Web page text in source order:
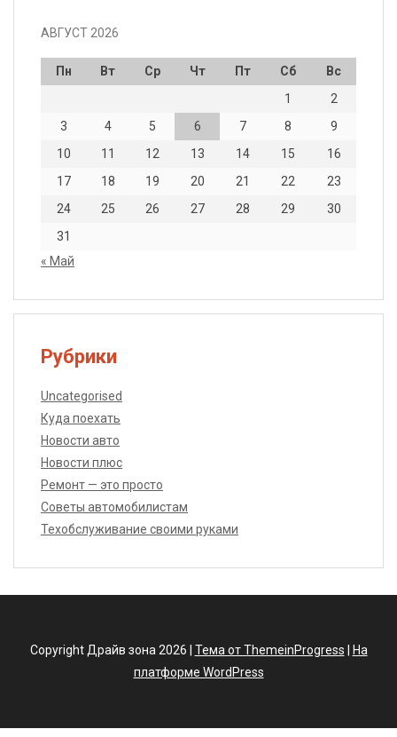
АВГУСТ 2026
Пн Вт Ср Чт Пт Сб
Вс
1
2
3
4 5 6 7 8
9
10
11 12 13 14 15
16
17
18 19 20 21 22
23
24
25 26 27 28 29
30
31
« Май
Рубрики
Uncategorised
Куда поехать
Новости авто
Новости плюс
Ремонт — это просто
Советы автомобилистам
Техобслуживание своими руками
Copyright Драйв зона 2026 | Тема от ThemeinProgress
На
платформе WordPress